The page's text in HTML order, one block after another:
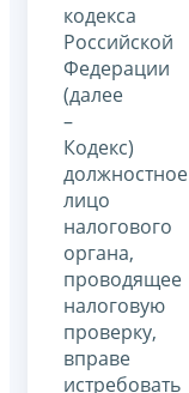
кодекса
Российской
Федерации
(далее
–
Кодекс)
должностное
лицо
налогового
органа,
проводящее
налоговую
проверку,
вправе
истребовать